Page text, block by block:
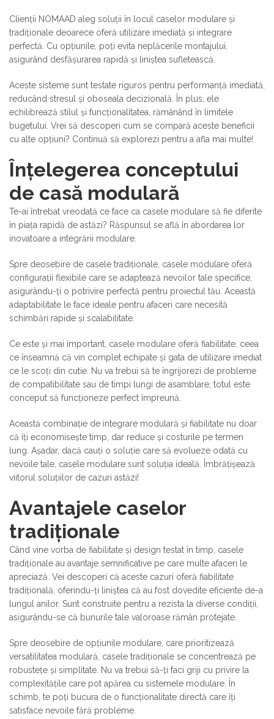
Clienții NOMAAD aleg soluții în locul caselor modulare și
tradiționale deoarece oferă utilizare imediată și integrare
perfectă. Cu opțiunile, poți evita neplăcerile montajului,
asigurând desfășurarea rapidă și liniștea sufletească.
Aceste sisteme sunt testate riguros pentru performanță imediată,
reducând stresul și oboseala decizională. În plus, ele
echilibrează stilul și funcționalitatea, rămânând în limitele
bugetului. Vrei să descoperi cum se compară aceste beneficii
cu alte opțiuni? Continuă să explorezi pentru a afla mai multe!
Înțelegerea conceptului
de casă modulară
Te-ai întrebat vreodată ce face ca casele modulare să fie diferite
în piața rapidă de astăzi? Răspunsul se află în abordarea lor
inovatoare a integrării modulare.
Spre deosebire de casele tradiționale, casele modulare oferă
configurații flexibile care se adaptează nevoilor tale specifice,
asigurându-ți o potrivire perfectă pentru proiectul tău. Această
adaptabilitate le face ideale pentru afaceri care necesită
schimbări rapide și scalabilitate.
Ce este și mai important, casele modulare oferă fiabilitate, ceea
ce înseamnă că vin complet echipate și gata de utilizare imediat
ce le scoți din cutie. Nu va trebui să te îngrijorezi de probleme
de compatibilitate sau de timpi lungi de asamblare; totul este
conceput să funcționeze perfect împreună.
Această combinație de integrare modulară și fiabilitate nu doar
că îți economisește timp, dar reduce și costurile pe termen
lung. Așadar, dacă cauți o soluție care să evolueze odată cu
nevoile tale, casele modulare sunt soluția ideală. Îmbrățișează
viitorul soluțiilor de cazuri astăzi!
Avantajele caselor
tradiționale
Când vine vorba de fiabilitate și design testat în timp, casele
tradiționale au avantaje semnificative pe care multe afaceri le
apreciază. Vei descoperi că aceste cazuri oferă fiabilitate
tradițională, oferindu-ți liniștea că au fost dovedite eficiente de-a
lungul anilor. Sunt construite pentru a rezista la diverse condiții,
asigurându-se că bunurile tale valoroase rămân protejate.
Spre deosebire de opțiunile modulare, care prioritizează
versatilitatea modulară, casele tradiționale se concentrează pe
robustețe și simplitate. Nu va trebui să-ți faci griji cu privire la
complexitățile care pot apărea cu sistemele modulare. În
schimb, te poți bucura de o funcționalitate directă care îți
satisface nevoile fără probleme.